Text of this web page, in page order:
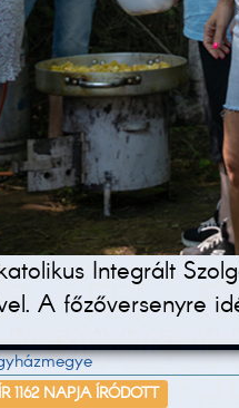
Integrált
A főzőversenyre
1162 NAPJA ÍRÓDOTT